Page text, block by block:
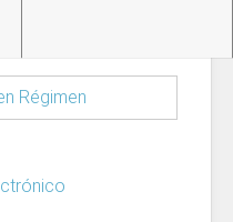
Régimen